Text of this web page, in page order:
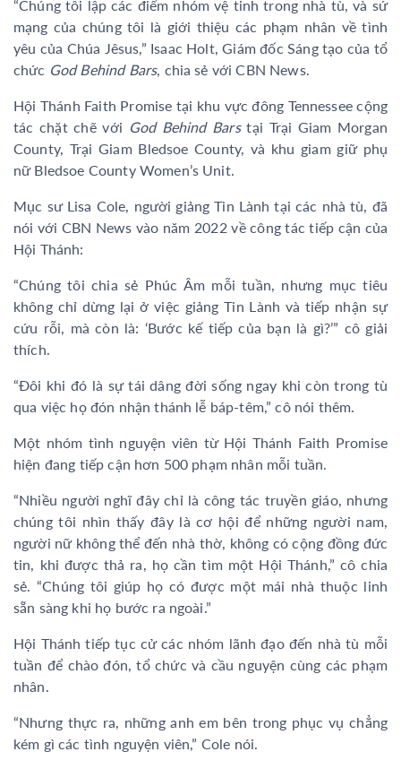
“Chúng tôi lập các điểm nhóm vệ tinh trong nhà tù, và sứ
mạng của chúng tôi là giới thiệu các phạm nhân về tình
yêu của Chúa Jêsus,” Isaac Holt, Giám đốc Sáng tạo của tổ
chức God Behind Bars, chia sẻ với CBN News.
Hội Thánh Faith Promise tại khu vực đông Tennessee cộng
tác chặt chẽ với God Behind Barstại Trại Giam Morgan
County, Trại Giam Bledsoe County, và khu giam giữ phụ
nữ Bledsoe County Women’s Unit.
Mục sư Lisa Cole, người giảng Tin Lành tại các nhà tù, đã
nói với CBN News vào năm 2022 về công tác tiếp cận của
Hội Thánh:
“Chúng tôi chia sẻ Phúc Âm mỗi tuần, nhưng mục tiêu
không chỉ dừng lại ở việc giảng Tin Lành và tiếp nhận sự
cứu rỗi, mà còn là: ‘Bước kế tiếp của bạn là gì?’” cô giải
thích.
“Đôi khi đó là sự tái dâng đời sống ngay khi còn trong tù
qua việc họ đón nhận thánh lễ báp-têm,” cô nói thêm.
Một nhóm tình nguyện viên từ Hội Thánh Faith Promise
hiện đang tiếp cận hơn 500 phạm nhân mỗi tuần.
“Nhiều người nghĩ đây chỉ là công tác truyền giáo, nhưng
chúng tôi nhìn thấy đây là cơ hội để những người nam,
người nữ không thể đến nhà thờ, không có cộng đồng đức
tin, khi được thả ra, họ cần tìm một Hội Thánh,” cô chia
sẻ. “Chúng tôi giúp họ có được một mái nhà thuộc linh
sẵn sàng khi họ bước ra ngoài.”
Hội Thánh tiếp tục cử các nhóm lãnh đạo đến nhà tù mỗi
tuần để chào đón, tổ chức và cầu nguyện cùng các phạm
nhân.
“Nhưng thực ra, những anh em bên trong phục vụ chẳng
kém gì các tình nguyện viên,” Cole nói.